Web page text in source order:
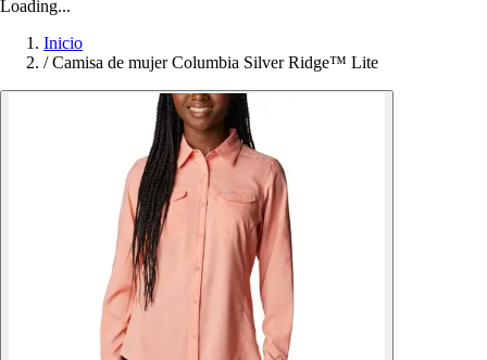
Loading...
Inicio
/ Camisa de mujer Columbia Silver Ridge™ Lite